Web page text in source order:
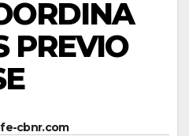
PREVIO
cbnr.com